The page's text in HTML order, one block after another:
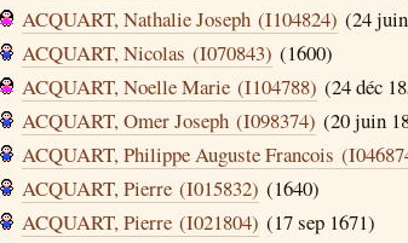
ACQUART, Nathalie Joseph (I104824) (24
ACQUART, Nicolas (I070843) (1600)
ACQUART, Noelle Marie (I104788) (24 déc
ACQUART, Omer Joseph (I098374) (20 juin
ACQUART, Philippe Auguste Francois
ACQUART, Pierre (I015832) (1640)
ACQUART, Pierre (I021804) (17 sep 1671)